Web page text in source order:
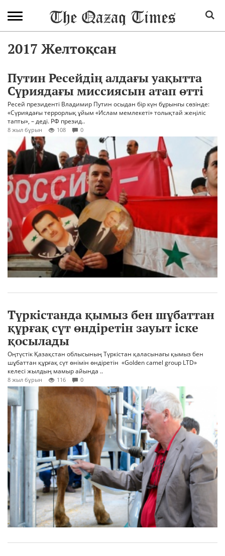
2017 Желтоқсан
Путин Ресейдің алдағы уақытта
Сүриядағы миссиясын атап өтті
Ресей президенті Владимир Путин осыдан бір күн бұрынғы сөзінде:
«Сүриядағы террорлық ұйым «Ислам мемлекеті» толықтай жеңіліс
тапты», – деді. РФ презид..
8 жыл бұрын 108 0
Түркістанда қымыз бен шұбаттан
құрғақ сүт өндіретін зауыт іске
қосылады
Оңтүстік Қазақстан облысының Түркістан қаласынағы қымыз бен
шұбаттан құрғақ сүт өнімін өндіретін «Golden camel group LTD»
келесі жылдың мамыр айында ..
8 жыл бұрын 116 0